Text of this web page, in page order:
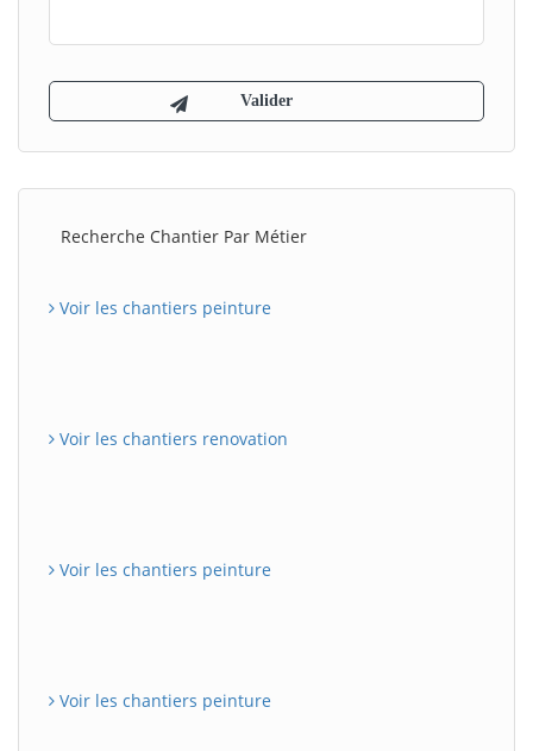
Recherche Chantier Par Métier
Voir les chantiers peinture
Voir les chantiers renovation
Voir les chantiers peinture
Voir les chantiers peinture